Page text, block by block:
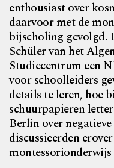
enthousiast over
daarvoor met de
bijscholing gevolgd.
Schüler van het
Studiecentrum een
voor schoolleiders
details te leren, hoe
schuurpapieren
Berlin over
discussieerden
montessorionderwijs